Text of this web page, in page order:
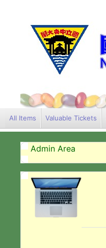
All Items Valuable Tickets
Admin Area